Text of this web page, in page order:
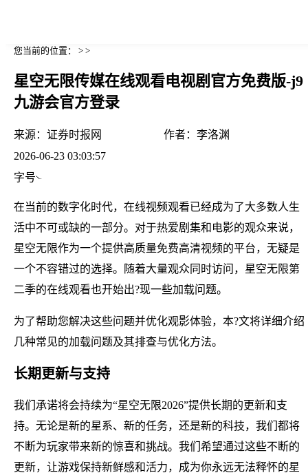
您当前的位置： > >
星空无限传媒在线观看电视剧官方免费版-j9
九游会官方登录
来源： 证券时报网 作者： 李洛渊
2026-06-23 03:03:57
字号
在当前的数字化时代，在线视频观看已经成为了大多数人生
活中不可或缺的一部分。对于热爱剧集和电影的观众来说，
星空无限作为一个提供高质量免费高清视频的平台，无疑是
一个不容错过的选择。随着大量观众同时访问，星空无限第
二季的在线观看也开始出?现一些加载问题。
为了帮助您解决这些问题并优化观影体验，本?文将详细介绍
几种常见的加载问题及其排查与优化方法。
长期更新与支持
我们承诺将会持续为“星空无限2026”提供长期的更新和支
持。无论是新的星系、新的任务，还是新的科技，我们都将
不断为玩家带来新的惊喜和挑战。我们希望通过这些不断的
更新，让游戏保持新鲜感和活力，成为你永远无法释怀的星